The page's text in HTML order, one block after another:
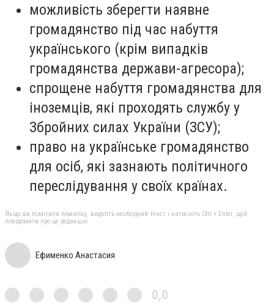
можливість зберегти наявне
громадянство під час набуття
українського (крім випадків
громадянства держави-агресора);
спрощене набуття громадянства для
іноземців, які проходять службу у
Збройних силах України (ЗСУ);
право на українське громадянство
для осіб, які зазнають політичного
переслідування у своїх країнах.
Якщо ви помітили помилку, виділіть необхідний текст і натисніть Ctrl + Enter, щоб
повідомити про це редакцію
Ефименко Анастасия
0,0